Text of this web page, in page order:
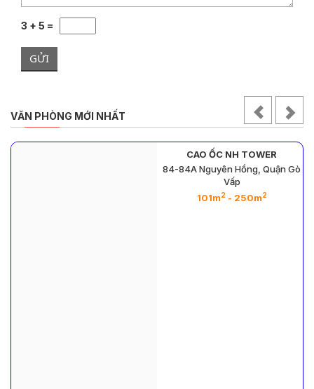
3 + 5 =
GỬI
VĂN PHÒNG MỚI NHẤT
CAO ỐC NH TOWER
84-84A Nguyên Hồng, Quận Gò
Vấp
101m2- 250m2